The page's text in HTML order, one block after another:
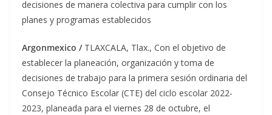
decisiones de manera colectiva para cumplir con los
planes y programas establecidos
Argonmexico / TLAXCALA, Tlax., Con el objetivo de
establecer la planeación, organización y toma de
decisiones de trabajo para la primera sesión ordinaria del
Consejo Técnico Escolar (CTE) del ciclo escolar 2022-
2023, planeada para el viernes 28 de octubre, el